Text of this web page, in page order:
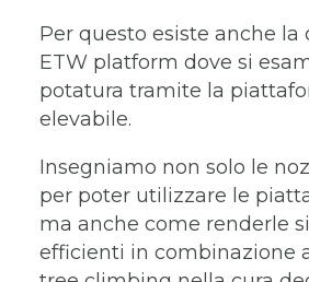
Per questo esiste anche la
ETW platform dove si
potatura tramite la
elevabile.
Insegniamo non solo le
per poter utilizzare le
ma anche come renderle
efficienti in combinazione